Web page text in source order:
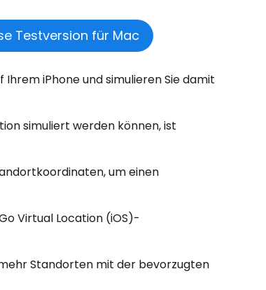
Testversion für Mac
iPhone und simulieren Sie damit
simuliert werden können, ist
um einen
Virtual Location (iOS)-
Standorten mit der bevorzugten